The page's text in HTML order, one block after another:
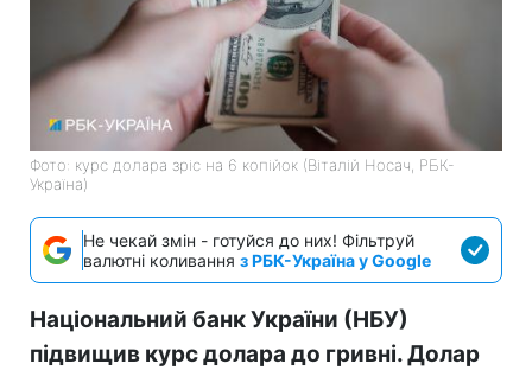
Фото: курс долара зріс на 6 копійок (Віталій Носач, РБК-
Україна)
Не чекай змін - готуйся до них! Фільтруй
валютні коливання з РБК-Україна у Google
Національний банк України (НБУ)
підвищив курс долара до гривні. Долар